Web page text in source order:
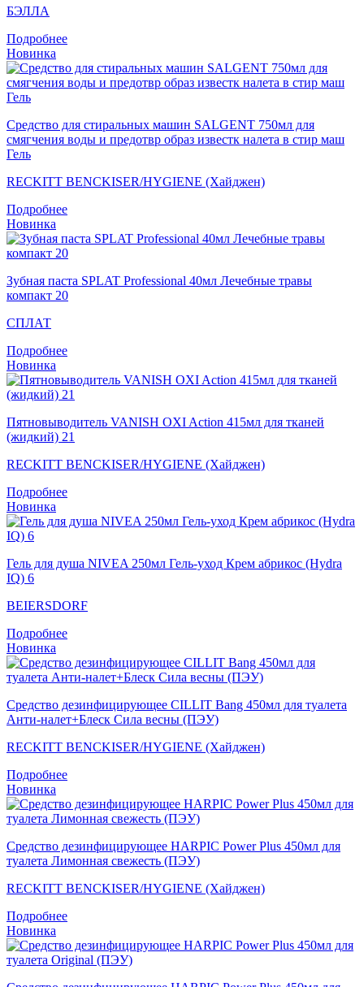
БЭЛЛА
Подробнее
Новинка
Средство для стиральных машин SALGENT 750мл для
смягчения воды и предотвр образ известк налета в стир маш
Гель
RECKITT BENCKISER/HYGIENE (Хайджен)
Подробнее
Новинка
Зубная паста SPLAT Professional 40мл Лечебные травы
компакт 20
СПЛАТ
Подробнее
Новинка
Пятновыводитель VANISH OXI Action 415мл для тканей
(жидкий) 21
RECKITT BENCKISER/HYGIENE (Хайджен)
Подробнее
Новинка
Гель для душа NIVEA 250мл Гель-уход Крем абрикос (Hydra
IQ) 6
BEIERSDORF
Подробнее
Новинка
Средство дезинфицирующее CILLIT Bang 450мл для туалета
Анти-налет+Блеск Сила весны (ПЭУ)
RECKITT BENCKISER/HYGIENE (Хайджен)
Подробнее
Новинка
Средство дезинфицирующее HARPIC Power Plus 450мл для
туалета Лимонная свежесть (ПЭУ)
RECKITT BENCKISER/HYGIENE (Хайджен)
Подробнее
Новинка